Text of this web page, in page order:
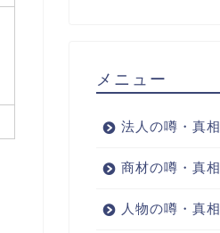
メニュー
法人の噂・真相
商材の噂・真相
人物の噂・真相